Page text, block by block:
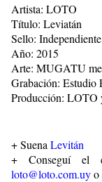
Artista: LOTO
Título: Leviatán
Sello: Independiente
Año: 2015
Arte: MUGATU
Grabación: Estudio
Producción: LOTO
+ Suena Levitán
+ Conseguí el
loto@loto.com.uyo